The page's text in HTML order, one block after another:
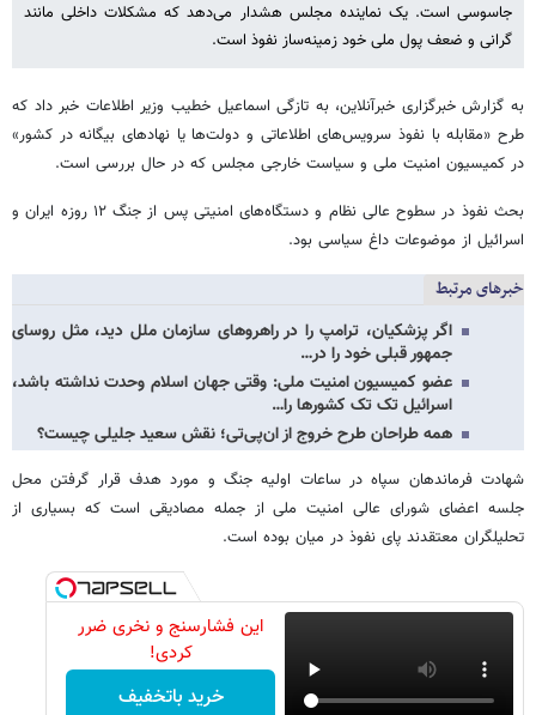
جاسوسی است. یک نماینده مجلس هشدار می‌دهد که مشکلات داخلی مانند
گرانی و ضعف پول ملی خود زمینه‌ساز نفوذ است.
به گزارش خبرگزاری خبرآنلاین، به تازگی اسماعیل خطیب وزیر اطلاعات خبر داد که
طرح «مقابله با نفوذ سرویس‌های اطلاعاتی و دولت‌ها یا نهادهای بیگانه در کشور»
در کمیسیون امنیت ملی و سیاست خارجی مجلس که در حال بررسی است.
بحث نفوذ در سطوح عالی نظام و دستگاه‌های امنیتی پس از جنگ ۱۲ روزه ایران و
اسرائیل از موضوعات داغ سیاسی بود.
خبرهای مرتبط
اگر پزشکیان، ترامپ را در راهروهای سازمان ملل دید، مثل روسای
جمهور قبلی خود را در…
عضو کمیسیون امنیت ملی: وقتی جهان اسلام وحدت نداشته باشد،
اسرائیل تک تک کشورها را…
همه طراحان طرح خروج از ان‌پی‌تی؛ نقش سعید جلیلی چیست؟
شهادت فرماندهان سپاه در ساعات اولیه جنگ و مورد هدف قرار گرفتن محل
جلسه اعضای شورای عالی امنیت ملی از جمله مصادیقی است که بسیاری از
تحلیلگران معتقدند پای نفوذ در میان بوده است.
این فشارسنج و نخری ضرر
کردی!
خرید باتخفیف